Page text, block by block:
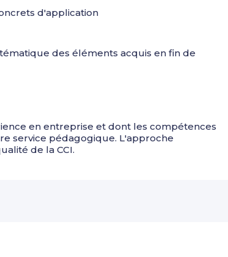
d'application
des éléments acquis en fin de
en entreprise et dont les compétences
service pédagogique. L'approche
de la CCI.